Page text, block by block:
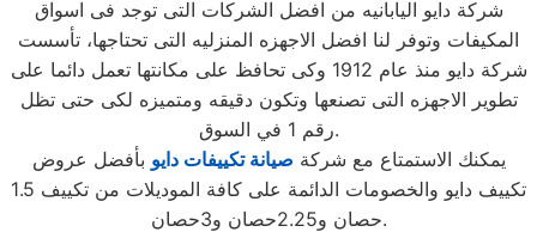
شركة دايو اليابانيه من افضل الشركات التى توجد فى اسواق
المكيفات وتوفر لنا افضل الاجهزه المنزليه التى تحتاجها، تأسست
شركة دايو منذ عام 1912 وكى تحافظ على مكانتها تعمل دائما على
تطوير الاجهزه التى تصنعها وتكون دقيقه ومتميزه لكى حتى تظل
رقم 1 في السوق.
يمكنك الاستمتاع مع شركة صيانة تكييفات دايو بأفضل عروض
تكييف دايو والخصومات الدائمة على كافة الموديلات من تكييف 1.5
حصان و2.25حصان و3حصان.